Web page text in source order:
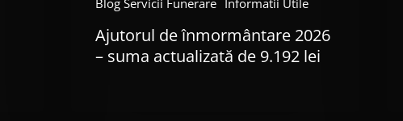
Blog Servicii Funerare Informatii Utile
Ajutorul de înmormântare 2026
– suma actualizată de 9.192 lei